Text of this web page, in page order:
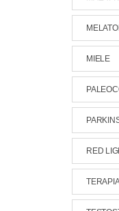
MIELE
RED